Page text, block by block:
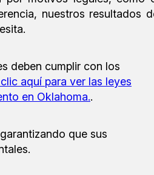
nuestros resultados
deben cumplir con los
aquí para ver las leyes
en Oklahoma..
que sus